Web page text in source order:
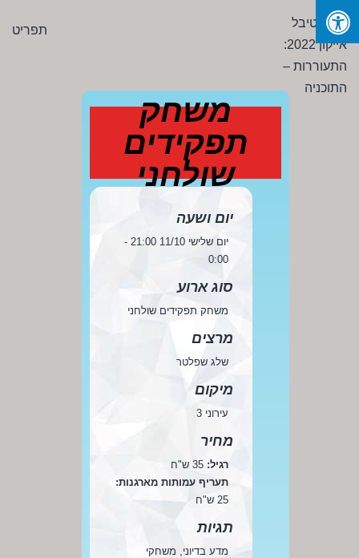
Skip
content
פסטיבל
אייקון
2022:
התעוררות
תפריט
משחק
תפקידים
שולחני
יום ושעה
יום שלישי 11/10 21:00 -
0:00
סוג ארוע
משחק תפקידים שולחני
מרצים
שלג שפלטר
מיקום
עירוני 3
מחיר
רגיל:
תעריף עמותות מארגנות:
25 ש"ח
תגיות
מדע בדיוני, משחקי